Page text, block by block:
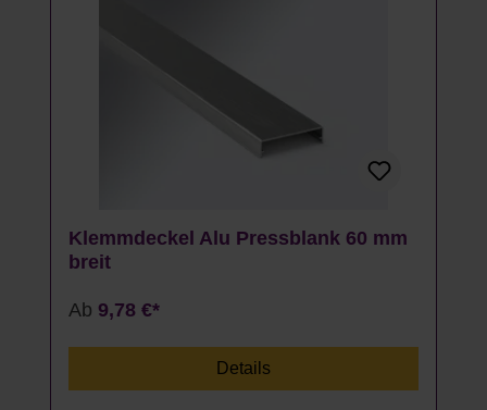
Klemmdeckel Alu Pressblank 60 mm
breit
Ab 9,78 €*
Details